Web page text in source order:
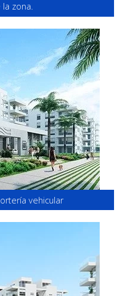
la zona.
vehicular